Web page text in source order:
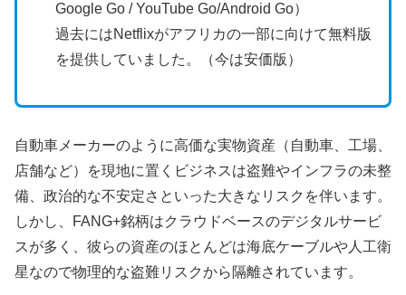
Google Go / YouTube Go/Android Go）
過去にはNetflixがアフリカの一部に向けて無料版
を提供していました。（今は安価版）
自動車メーカーのように高価な実物資産（自動車、工場、
店舗など）を現地に置くビジネスは盗難やインフラの未整
備、政治的な不安定さといった大きなリスクを伴います。
しかし、FANG+銘柄はクラウドベースのデジタルサービ
スが多く、彼らの資産のほとんどは海底ケーブルや人工衛
星なので物理的な盗難リスクから隔離されています。